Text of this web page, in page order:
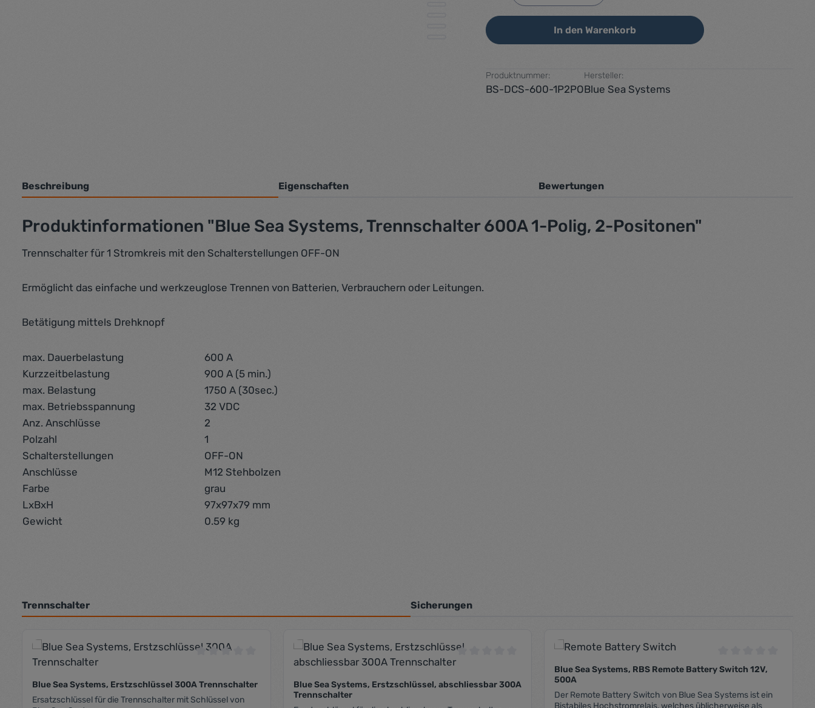
In den Warenkorb
Produktnummer:
BS-DCS-600-1P2PO
Hersteller:
Blue Sea Systems
Beschreibung Eigenschaften Bewertungen
Produktinformationen "Blue Sea Systems, Trennschalter 600A 1-Polig, 2-Positonen"
Trennschalter für 1 Stromkreis mit den Schalterstellungen OFF-ON
Ermöglicht das einfache und werkzeuglose Trennen von Batterien, Verbrauchern oder Leitungen.
Betätigung mittels Drehknopf
max. Dauerbelastung
600 A
Kurzzeitbelastung
900 A (5 min.)
max. Belastung
1750 A (30sec.)
max. Betriebsspannung
32 VDC
Anz. Anschlüsse
2
Polzahl
1
Schalterstellungen
OFF-ON
Anschlüsse
M12 Stehbolzen
Farbe
grau
LxBxH
97x97x79 mm
Gewicht
0.59 kg
Trennschalter Sicherungen
Durchschnittliche Bewertung von 0 von 5 Sternen
Blue Sea Systems, Erstzschlüssel 300A Trennschalter
Ersatzschlüssel für die Trennschalter mit Schlüssel von
Durchschnittliche Bewertung von 0 von 5 Sternen
Blue Sea Systems, Erstzschlüssel, abschliessbar 300A
Trennschalter
Durchschnittliche
Blue Sea Systems, RBS Remote Battery Switch 12V,
500A
Der Remote Battery Switch von Blue Sea Systems ist ein
Bistabiles Hochstromrelais, welches üblicherweise als